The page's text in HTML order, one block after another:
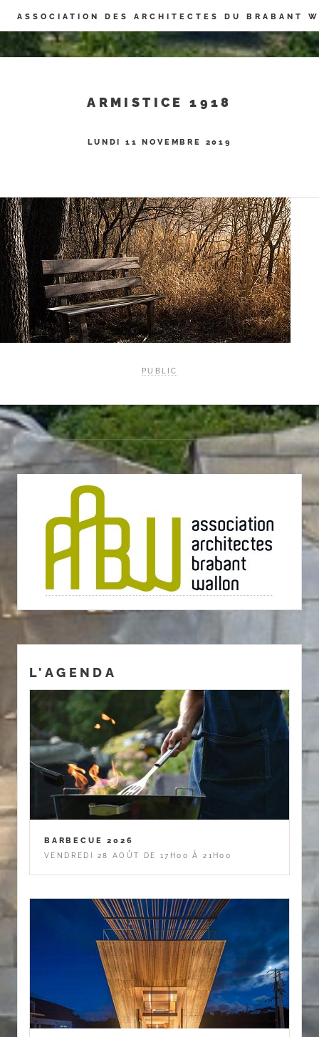
Panneau de gestion des cookies
ASSOCIATION DES ARCHITECTES DU BRABANT
ARMISTICE 1918
LUNDI 11 NOVEMBRE 2019
PUBLIC
L'AGENDA
BARBECUE 2026
VENDREDI 28 AOÛT DE 17H00 À 21H00